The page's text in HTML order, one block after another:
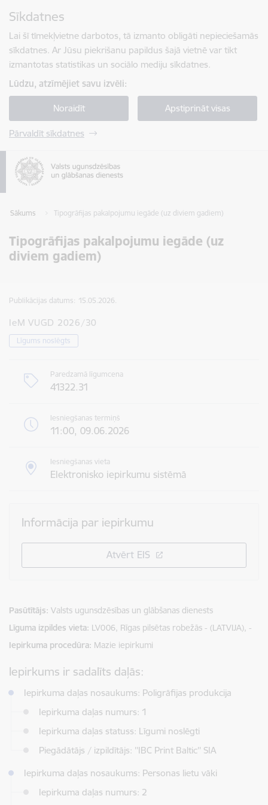
Sīkdatnes
Lai šī tīmekļvietne darbotos, tā izmanto obligāti nepieciešamās
sīkdatnes. Ar Jūsu piekrišanu papildus šajā vietnē var tikt
izmantotas statistikas un sociālo mediju sīkdatnes.
Lūdzu, atzīmējiet savu izvēli:
Noraidīt Apstiprināt visas
Pārvaldīt sīkdatnes
Sākums Tipogrāfijas pakalpojumu iegāde (uz diviem gadiem)
Tipogrāfijas pakalpojumu iegāde (uz
diviem gadiem)
Publikācijas datums: 15.05.2026.
IeM VUGD 2026/30
Līgums noslēgts
Paredzamā līgumcena
41322.31
Iesniegšanas termiņš
11:00, 09.06.2026
Iesniegšanas vieta
Elektronisko iepirkumu sistēmā
Informācija par iepirkumu
Atvērt EIS
Pasūtītājs Valsts ugunsdzēsības un glābšanas dienests
Līguma izpildes vieta LV006, Rīgas pilsētas robežās - (LATVIJA), -
Iepirkuma procedūra Mazie iepirkumi
Iepirkums ir sadalīts daļās:
Iepirkuma daļas nosaukums: Poligrāfijas produkcija
Iepirkuma daļas numurs: 1
Iepirkuma daļas statuss: Līgumi noslēgti
Piegādātājs / izpildītājs: ''IBC Print Baltic'' SIA
Iepirkuma daļas nosaukums: Personas lietu vāki
Iepirkuma daļas numurs: 2